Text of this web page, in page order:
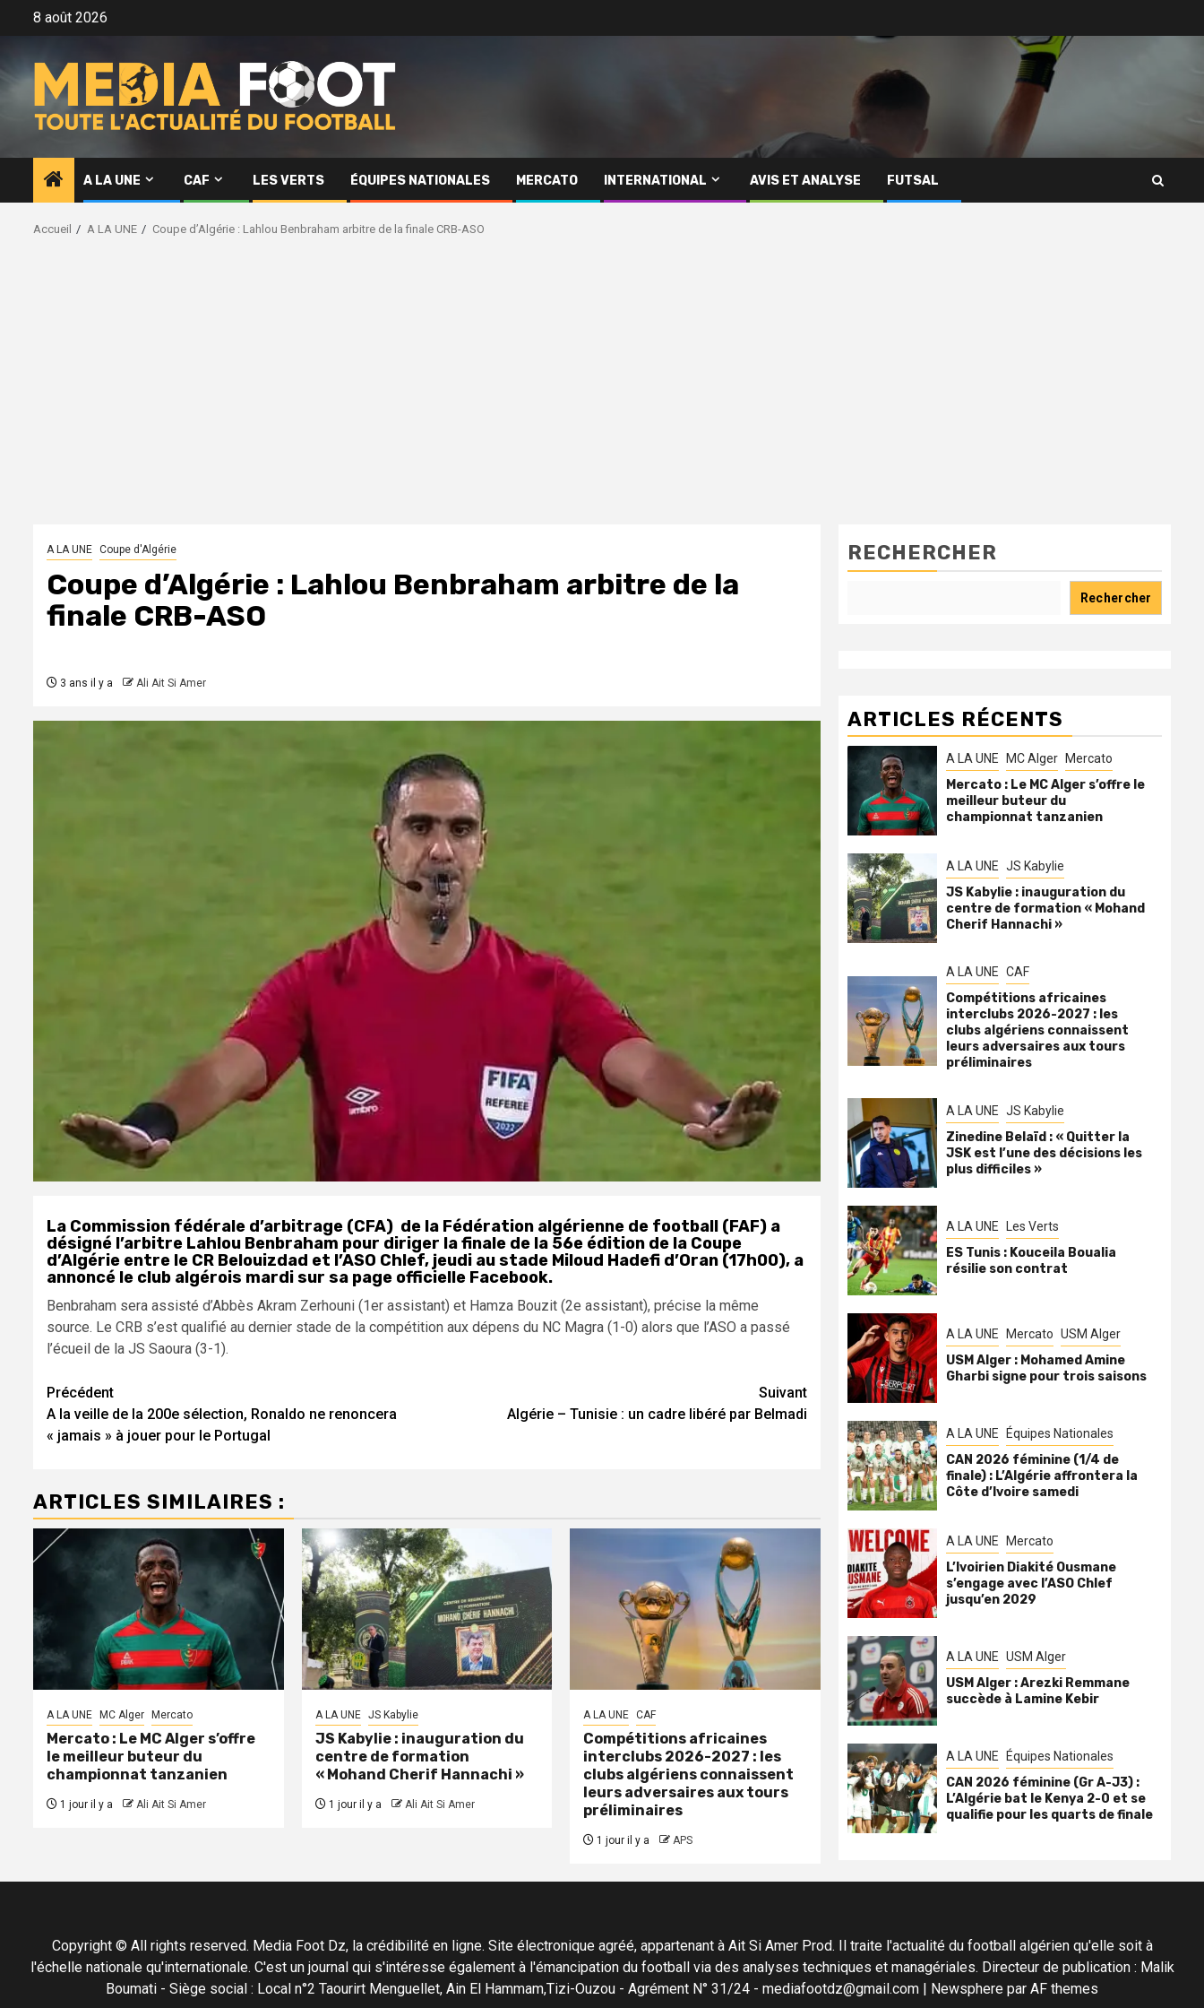
8 août 2026
A LA UNE CAF LES VERTS ÉQUIPES NATIONALES MERCATO INTERNATIONAL AVIS ET ANALYSE FUTSAL
Accueil A LA UNE Coupe d’Algérie : Lahlou Benbraham arbitre de la finale CRB-ASO
A LA UNE Coupe d'Algérie
Coupe d’Algérie : Lahlou Benbraham arbitre de la
finale CRB-ASO
3 ans il y a Ali Ait Si Amer
La Commission fédérale d’arbitrage (CFA) de la Fédération algérienne de football (FAF) a
désigné l’arbitre Lahlou Benbraham pour diriger la finale de la 56e édition de la Coupe
d’Algérie entre le CR Belouizdad et l’ASO Chlef, jeudi au stade Miloud Hadefi d’Oran (17h00), a
annoncé le club algérois mardi sur sa page officielle Facebook.
Benbraham sera assisté d’Abbès Akram Zerhouni (1er assistant) et Hamza Bouzit (2e assistant), précise la même
source. Le CRB s’est qualifié au dernier stade de la compétition aux dépens du NC Magra (1-0) alors que l’ASO a passé
l’écueil de la JS Saoura (3-1).
Navigation
d’article
Précédent
A la veille de la 200e sélection, Ronaldo ne renoncera
« jamais » à jouer pour le Portugal
Suivant
Algérie – Tunisie : un cadre libéré par Belmadi
ARTICLES SIMILAIRES :
A LA UNE MC Alger Mercato
Mercato : Le MC Alger s’offre
le meilleur buteur du
championnat tanzanien
1 jour il y a Ali Ait Si Amer
A LA UNE JS Kabylie
JS Kabylie : inauguration du
centre de formation
« Mohand Cherif Hannachi »
1 jour il y a Ali Ait Si Amer
A LA UNE CAF
Compétitions africaines
interclubs 2026-2027 : les
clubs algériens connaissent
leurs adversaires aux tours
préliminaires
1 jour il y a APS
RECHERCHER
Rechercher
ARTICLES RÉCENTS
A LA UNE MC Alger Mercato
Mercato : Le MC Alger s’offre le
meilleur buteur du
championnat tanzanien
A LA UNE JS Kabylie
JS Kabylie : inauguration du
centre de formation « Mohand
Cherif Hannachi »
A LA UNE CAF
Compétitions africaines
interclubs 2026-2027 : les
clubs algériens connaissent
leurs adversaires aux tours
préliminaires
A LA UNE JS Kabylie
Zinedine Belaïd : « Quitter la
JSK est l’une des décisions les
plus difficiles »
A LA UNE Les Verts
ES Tunis : Kouceila Boualia
résilie son contrat
A LA UNE Mercato USM Alger
USM Alger : Mohamed Amine
Gharbi signe pour trois saisons
A LA UNE Équipes Nationales
CAN 2026 féminine (1/4 de
finale) : L’Algérie affrontera la
Côte d’Ivoire samedi
A LA UNE Mercato
L’Ivoirien Diakité Ousmane
s’engage avec l’ASO Chlef
jusqu’en 2029
A LA UNE USM Alger
USM Alger : Arezki Remmane
succède à Lamine Kebir
A LA UNE Équipes Nationales
CAN 2026 féminine (Gr A-J3) :
L’Algérie bat le Kenya 2-0 et se
qualifie pour les quarts de finale
Copyright © All rights reserved. Media Foot Dz, la crédibilité en ligne. Site électronique agréé, appartenant à Ait Si Amer Prod. Il traite l'actualité du football algérien qu'elle soit à
l'échelle nationale qu'internationale. C'est un journal qui s'intéresse également à l'émancipation du football via des analyses techniques et managériales. Directeur de publication : Malik
Boumati - Siège social : Local n°2 Taourirt Menguellet, Ain El Hammam,Tizi-Ouzou - Agrément N° 31/24 - mediafootdz@gmail.com
Newsphere par AF themes